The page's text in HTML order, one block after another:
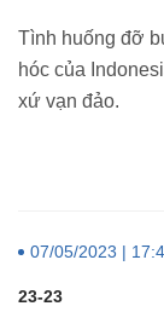
Tình huống đỡ
hóc của
xứ vạn đảo.
07/05/2023 |
23-23